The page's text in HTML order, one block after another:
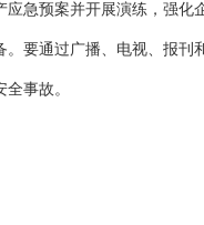
急预案并开展演练，强
要通过广播、电视、报
然灾害引发